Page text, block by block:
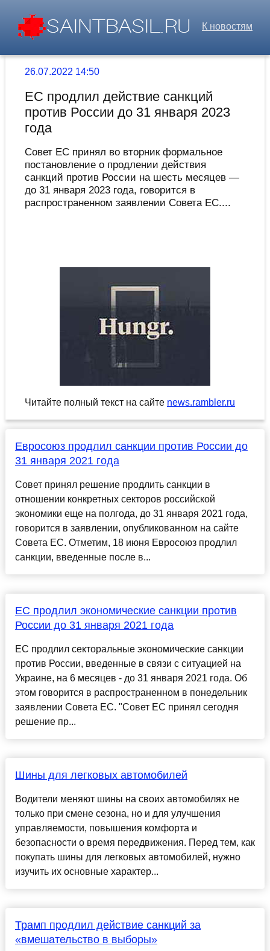
К новостям
26.07.2022 14:50
ЕС продлил действие санкций
против России до 31 января 2023
года
Совет ЕС принял во вторник формальное
постановление о продлении действия
санкций против России на шесть месяцев —
до 31 января 2023 года, говорится в
распространенном заявлении Совета ЕС....
Читайте полный текст на сайте news.rambler.ru
Евросоюз продлил санкции против России до
31 января 2021 года
Совет принял решение продлить санкции в
отношении конкретных секторов российской
экономики еще на полгода, до 31 января 2021 года,
говорится в заявлении, опубликованном на сайте
Совета ЕС. Отметим, 18 июня Евросоюз продлил
санкции, введенные после в...
ЕС продлил экономические санкции против
России до 31 января 2021 года
ЕС продлил секторальные экономические санкции
против России, введенные в связи с ситуацией на
Украине, на 6 месяцев - до 31 января 2021 года. Об
этом говорится в распространенном в понедельник
заявлении Совета ЕС. "Совет ЕС принял сегодня
решение пр...
Шины для легковых автомобилей
Водители меняют шины на своих автомобилях не
только при смене сезона, но и для улучшения
управляемости, повышения комфорта и
безопасности о время передвижения. Перед тем, как
покупать шины для легковых автомобилей, нужно
изучить их основные характер...
Трамп продлил действие санкций за
«вмешательство в выборы»